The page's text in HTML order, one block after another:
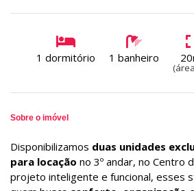
1 dormitório 1 banheiro
Sobre o imóvel
Disponibilizamos duas unidades
para locação no 3º andar, no Centro
projeto inteligente e funcional, esses